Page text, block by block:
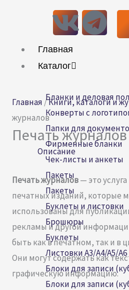
V
k
T
e
g
r
a
m
Главная
Каталог
Бланки и деловая
Конверты с
Папки для
Фирменные бланки
Чек-листы и анкеты
Пакеты
Пакеты
Буклеты и листовки
Брошюры
Буклеты
Листовки А3/A4/A5/А6
Блоки для записи
Блоки для записи
Главная /Книги, каталоги и
журналов
Печать журналов
Описание
Печать журналов— это
печатных изданий, которые
использованы для
рекламы и другой
быть как в печатном, так и в
Они могут содержать как
графическую информацию.